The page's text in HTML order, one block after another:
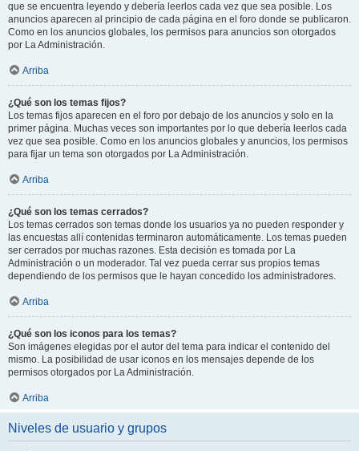
que se encuentra leyendo y debería leerlos cada vez que sea posible. Los
anuncios aparecen al principio de cada página en el foro donde se publicaron.
Como en los anuncios globales, los permisos para anuncios son otorgados
por La Administración.
Arriba
¿Qué son los temas fijos?
Los temas fijos aparecen en el foro por debajo de los anuncios y solo en la
primer página. Muchas veces son importantes por lo que debería leerlos cada
vez que sea posible. Como en los anuncios globales y anuncios, los permisos
para fijar un tema son otorgados por La Administración.
Arriba
¿Qué son los temas cerrados?
Los temas cerrados son temas donde los usuarios ya no pueden responder y
las encuestas allí contenidas terminaron automáticamente. Los temas pueden
ser cerrados por muchas razones. Esta decisión es tomada por La
Administración o un moderador. Tal vez pueda cerrar sus propios temas
dependiendo de los permisos que le hayan concedido los administradores.
Arriba
¿Qué son los iconos para los temas?
Son imágenes elegidas por el autor del tema para indicar el contenido del
mismo. La posibilidad de usar iconos en los mensajes depende de los
permisos otorgados por La Administración.
Arriba
Niveles de usuario y grupos